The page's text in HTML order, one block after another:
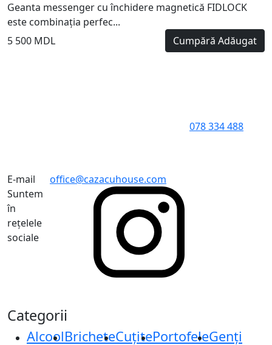
Geanta messenger cu închidere magnetică FIDLOCK
este combinația perfec...
5 500 MDL
Cumpără Adăugat
078 334 488
E-mail
office@cazacuhouse.com
Suntem
în
rețelele
sociale
Categorii
AlcoolBricheteCuțitePortofeleGenți